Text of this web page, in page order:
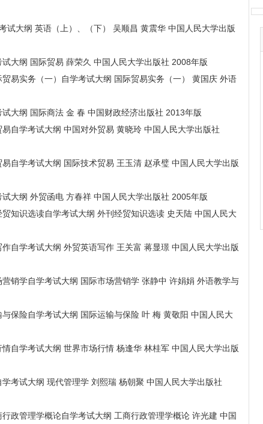
试大纲 英语（上）、（下） 吴顺昌 黄震华 中国人民大学出版
大纲 国际贸易 薛荣久 中国人民大学出版社 2008年版
易实务（一）自学考试大纲 国际贸易实务（一） 黄国庆 外语
大纲 国际商法 金 春 中国财政经济出版社 2013年版
自学考试大纲 中国对外贸易 黄晓玲 中国人民大学出版社
自学考试大纲 国际技术贸易 王玉清 赵承璧 中国人民大学出版
大纲 外贸函电 方春祥 中国人民大学出版社 2005年版
知识选读自学考试大纲 外刊经贸知识选读 史天陆 中国人民大
自学考试大纲 外贸英语写作 王关富 蒋显璟 中国人民大学出版
销学自学考试大纲 国际市场营销学 张静中 许娟娟 外语教学与
保险自学考试大纲 国际运输与保险 叶 梅 黄敬阳 中国人民大
自学考试大纲 世界市场行情 杨逢华 林桂军 中国人民大学出版
考试大纲 现代管理学 刘熙瑞 杨朝聚 中国人民大学出版社
政管理学概论自学考试大纲 工商行政管理学概论 许光建 中国